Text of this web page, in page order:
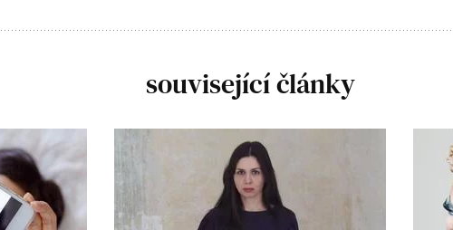
související články